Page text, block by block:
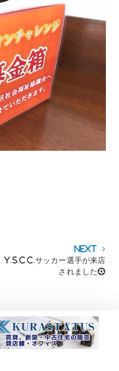
Next
post:
Y.S.C.C.サッカー選手が来店
されました⚽